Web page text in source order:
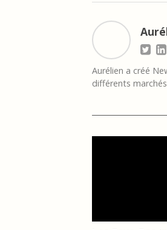
Aurélien a créé
différents